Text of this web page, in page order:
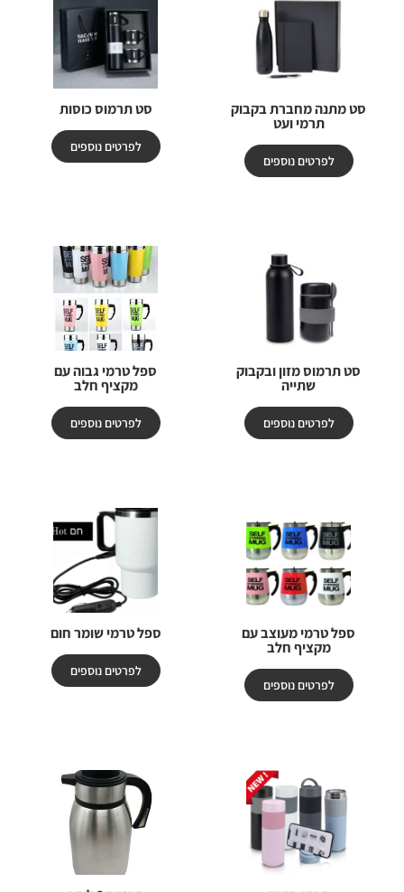
סט מתנה מחברת בקבוק
תרמי ועט
לפרטים נוספים
סט תרמוס כוסות
לפרטים נוספים
סט תרמוס מזון ובקבוק
שתייה
לפרטים נוספים
ספל טרמי גבוה עם
מקציף חלב
לפרטים נוספים
ספל טרמי מעוצב עם
מקציף חלב
לפרטים נוספים
ספל טרמי שומר חום
לפרטים נוספים